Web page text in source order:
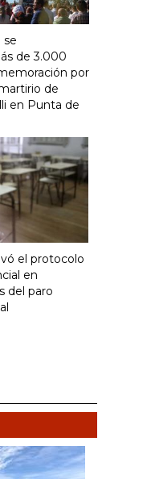
se
de 3.000
por
de
en Punta de
el protocolo
en
del paro